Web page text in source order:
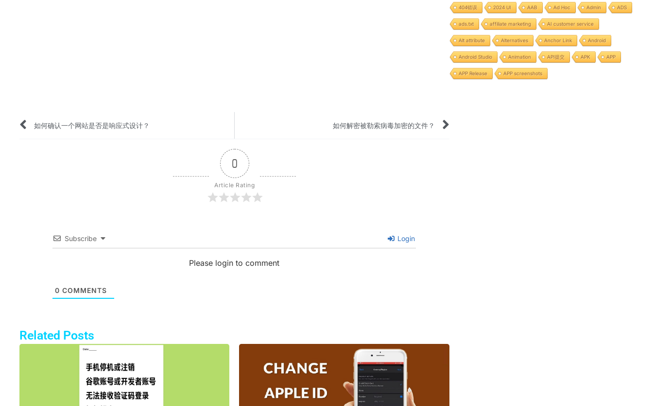
Prev
如何确认一个网站是否是响应式设计？ 如何解密被勒索病毒加密的文件？ Next
0
Article Rating
Subscribe Login
Please login to comment
0 COMMENTS
Related Posts
404错误 2024 UI AAB Ad Hoc Admin ADS
ads.txt affiliate marketing AI customer service
Alt attribute Alternatives Anchor Link Android
Android Studio Animation API提交 APK APP
APP Release APP screenshots